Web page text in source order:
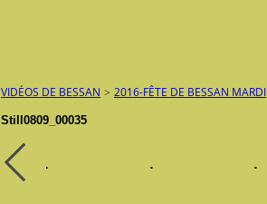
VIDÉOS DE BESSAN > 2016-FÊTE DE BESSAN MARDI
Still0809_00035